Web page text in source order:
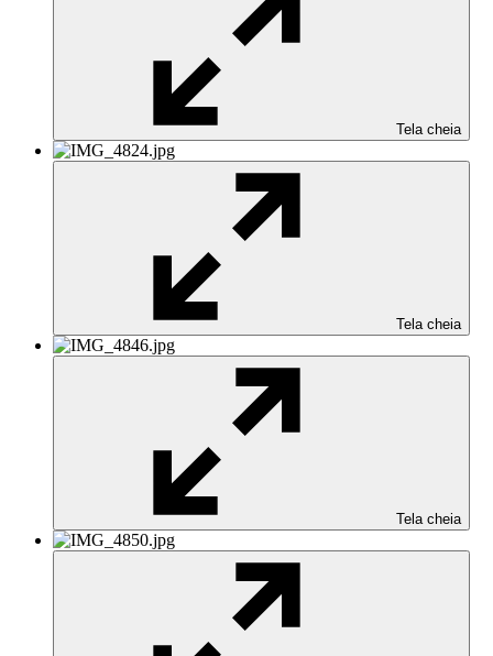
Tela cheia
Tela cheia
Tela cheia